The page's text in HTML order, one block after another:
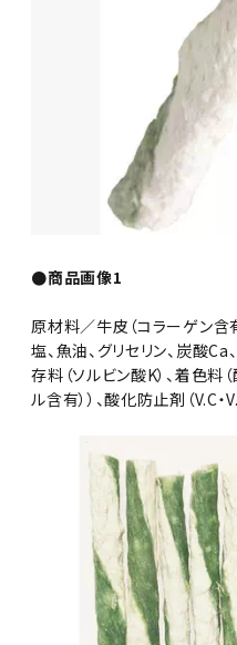
●商品画像1
原材料／牛皮（コラーゲン含
塩、魚油、グリセリン、炭酸
存料（ソルビン酸K）、着色料
ル含有））、酸化防止剤（V.C・